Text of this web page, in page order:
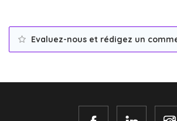
Evaluez-nous et rédigez un